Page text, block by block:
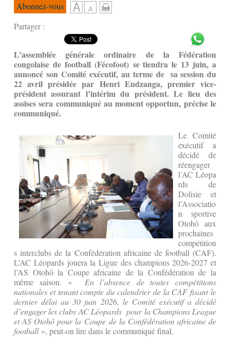
Abonnez-vous
Partager :
L’assemblée générale ordinaire de la Fédération
congolaise de football (Fécofoot) se tiendra le 13 juin, a
annoncé son Comité exécutif, au terme de sa session du
22 avril présidée par Henri Endzanga, premier vice-
président assurant l’intérim du président. Le lieu des
assises sera communiqué au moment opportun, précise le
communiqué.
Le Comité
exécutif a
décidé de
réengager
l’AC Léopa
rds de
Dolisie et
l’Associatio
n sportive
Otohô aux
prochaines
compétition
s interclubs de la Confédération africaine de football (CAF).
L’AC Léopards jouera la Ligue des champions 2026-2027 et
l’AS Otohô la Coupe africaine de la Confédération de la
même saison. « En l’absence de toutes compétitions
nationales et tenant compte du calendrier de la CAF fixant le
dernier délai au 30 juin 2026, le Comité exécutif a décidé
d’engager les clubs AC Léopards pour la Champions League
et AS Otohô pour la Coupe de la Confédération africaine de
football», peut-on lire dans le communiqué final.